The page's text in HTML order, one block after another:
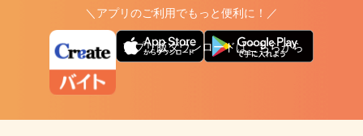
＼アプリのご利用でもっと便利に！／
アプリ版ダウンロードはこちらから